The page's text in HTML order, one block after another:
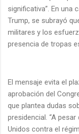
significativa”. En una
Trump, se subrayó
militares y los
presencia de tropas
El mensaje evita el
aprobación del
que plantea dudas
presidencial. “A
Unidos contra el